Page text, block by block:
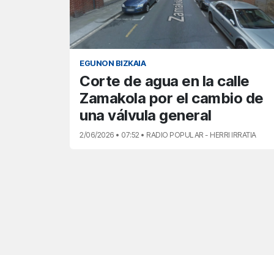
EGUNON BIZKAIA
Corte de agua en la calle
Zamakola por el cambio de
una válvula general
2/06/2026 • 07:52 • RADIO POPULAR - HERRI IRRATIA